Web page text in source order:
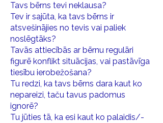
Tavs bērns tevi neklausa?
Tev ir sajūta, ka tavs bērns ir
atsvešinājies no tevis vai paliek
noslēgtāks?
Tavās attiecībās ar bērnu regulāri
figurē konflikt situācijas, vai pastāvīga
tiesību ierobežošana?
Tu redzi, ka tavs bērns dara kaut ko
nepareizi, taču tavus padomus
ignorē?
Tu jūties tā, ka esi kaut ko palaidis/-